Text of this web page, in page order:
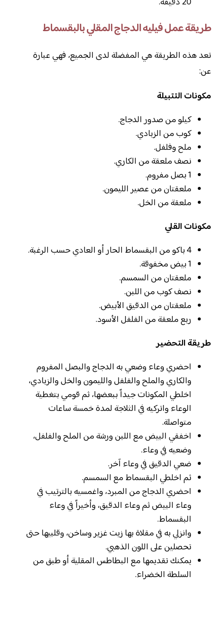
طريقة عمل فيليه الدجاج المقلي بالبقسماط
تعد هذه الطريقة هي المفضلة لدى الجميع، فهي عبارة
عن:
مكونات التتبيلة
كيلو من صدور الدجاج.
كوب من الزبادي.
ملح وفلفل.
نصف ملعقة من الكاري.
1 بصل مفروم.
ملعقتان من عصير الليمون.
ملعقة من الخل.
مكونات القلي
4 باكو من البقسماط الحار أو العادي حسب الرغبة.
1 بيض مخفوقة.
ملعقتان من السمسم.
نصف كوب من اللبن.
ملعقتان من الدقيق الأبيض.
ربع ملعقة من الفلفل الأسود.
طريقة التحضير
احضري وعاء وضعي به الدجاج والبصل المفروم
والكاري والملح والفلفل والليمون والخل والزبادي،
اخلطي المكونات جيداً ببعضها، ثم قومي بتغطية
الوعاء واتركيه في الثلاجة لمدة خمسة ساعات
متواصلة.
اخفقي البيض مع اللبن ورشة من الملح والفلفل،
وضعيه في وعاء.
ضعي الدقيق في وعاء آخر.
ثم اخلطي البقسماط مع السمسم.
احضري الدجاج من المبرد، واغمسيه بالترتيب في
وعاء البيض ثم وعاء الدقيق، وأخيراً في وعاء
البقسماط.
وانزلي به في مقلاة بها زيت غزير وساخن، وقلبيها حتى
تحصلين على اللون الذهبي.
يمكنك تقديمها مع البطاطس المقلية أو طبق من
السلطة الخضراء.